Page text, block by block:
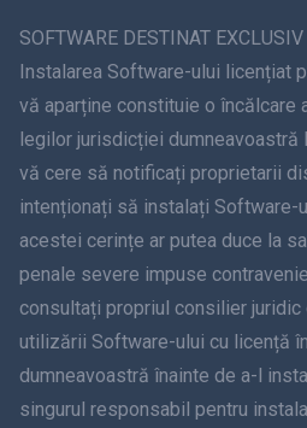
ภาษาไทย
Dansk
हिंदी
עברית
Română
SOFTWARE DESTINAT
Instalarea Software-ului licențiat
vă aparține constituie o încălcare
legilor jurisdicției dumneavoastră
vă cere să notificați proprietarii
intenționați să instalați Software-
acestei cerințe ar putea duce la
penale severe impuse
consultați propriul consilier
utilizării Software-ului cu licență
dumneavoastră înainte de a-l
singurul responsabil pentru